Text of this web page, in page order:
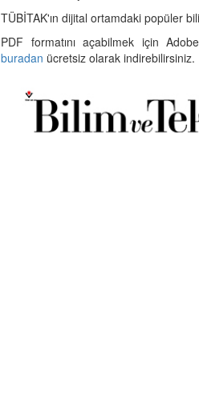
TÜBİTAK'ın dijital ortamdaki popüler
PDF formatını açabilmek için
buradan ücretsiz olarak indirebilirsiniz.